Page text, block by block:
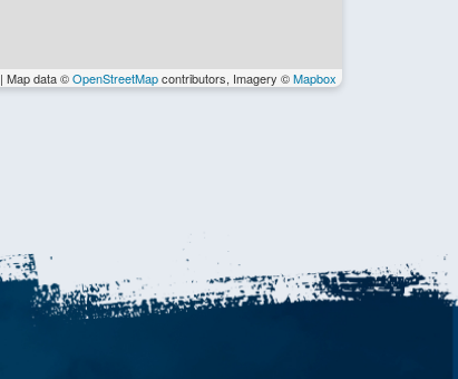
| Map data ©OpenStreetMapcontributors, Imagery ©Mapbox